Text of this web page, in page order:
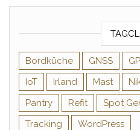
Bordküche GNSS
IoT
Irland Mast
Pantry
Refit Spot
Tracking
WordPress